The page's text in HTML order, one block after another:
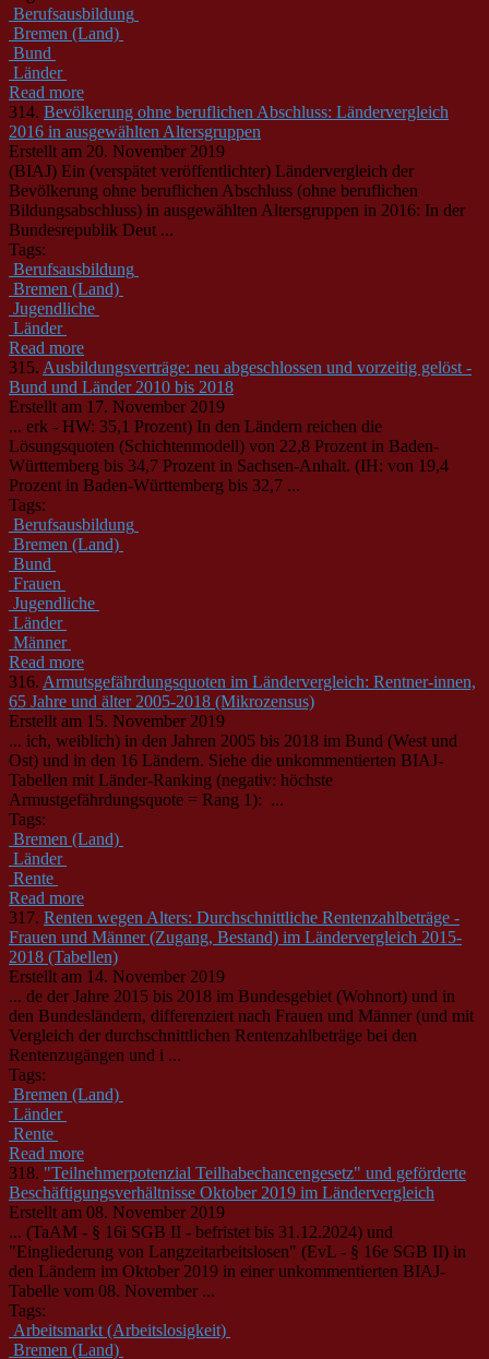
Berufsausbildung
Bremen (Land)
Bund
Länder
Read more
314. Bevölkerung ohne beruflichen Abschluss: Ländervergleich
2016 in ausgewählten Altersgruppen
Erstellt am 20. November 2019
(BIAJ) Ein (verspätet veröffentlichter) Ländervergleich der
Bevölkerung ohne beruflichen Abschluss (ohne beruflichen
Bildungsabschluss) in ausgewählten Altersgruppen in 2016: In der
Bundesrepublik Deut ...
Tags:
Berufsausbildung
Bremen (Land)
Jugendliche
Länder
Read more
315. Ausbildungsverträge: neu abgeschlossen und vorzeitig gelöst -
Bund und Länder 2010 bis 2018
Erstellt am 17. November 2019
... erk - HW: 35,1 Prozent) In den Ländern reichen die
Lösungsquoten (Schichtenmodell) von 22,8 Prozent in Baden-
Württemberg bis 34,7 Prozent in Sachsen-Anhalt. (IH: von 19,4
Prozent in Baden-Württemberg bis 32,7 ...
Tags:
Berufsausbildung
Bremen (Land)
Bund
Frauen
Jugendliche
Länder
Männer
Read more
316. Armutsgefährdungsquoten im Ländervergleich: Rentner-innen,
65 Jahre und älter 2005-2018 (Mikrozensus)
Erstellt am 15. November 2019
... ich, weiblich) in den Jahren 2005 bis 2018 im Bund (West und
Ost) und in den 16 Ländern. Siehe die unkommentierten BIAJ-
Tabellen mit Länder-Ranking (negativ: höchste
Armustgefährdungsquote = Rang 1): ...
Tags:
Bremen (Land)
Länder
Rente
Read more
317. Renten wegen Alters: Durchschnittliche Rentenzahlbeträge -
Frauen und Männer (Zugang, Bestand) im Ländervergleich 2015-
2018 (Tabellen)
Erstellt am 14. November 2019
... de der Jahre 2015 bis 2018 im Bundesgebiet (Wohnort) und in
den Bundesländern, differenziert nach Frauen und Männer (und mit
Vergleich der durchschnittlichen Rentenzahlbeträge bei den
Rentenzugängen und i ...
Tags:
Bremen (Land)
Länder
Rente
Read more
318. "Teilnehmerpotenzial Teilhabechancengesetz" und geförderte
Beschäftigungsverhältnisse Oktober 2019 im Ländervergleich
Erstellt am 08. November 2019
... (TaAM - § 16i SGB II - befristet bis 31.12.2024) und
"Eingliederung von Langzeitarbeitslosen" (EvL - § 16e SGB II) in
den Ländern im Oktober 2019 in einer unkommentierten BIAJ-
Tabelle vom 08. November ...
Tags:
Arbeitsmarkt (Arbeitslosigkeit)
Bremen (Land)